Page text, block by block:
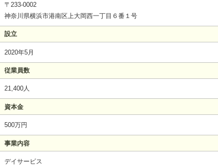
〒233-0002
神奈川県横浜市港南区上大岡西一丁目６番１号
設立
2020年5月
従業員数
21,400人
資本金
500万円
事業内容
デイサービス